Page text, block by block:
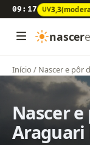
09:17 UV3,3
nascere
Início / Nascer e pôr
Nascer
Araguari